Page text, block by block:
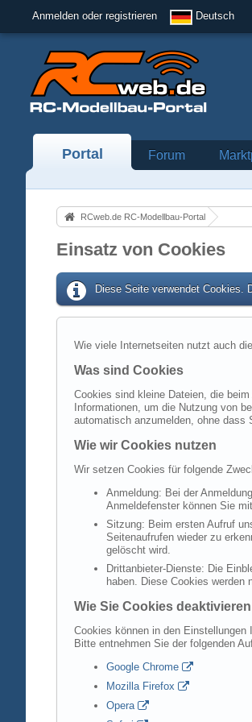
Anmelden oder registrieren Deutsch
Portal Forum
RCweb.de RC-Modellbau-Portal
Einsatz von Cookies
Diese Seite verwendet Cookies.
Wie viele Internetseiten nutzt auch
Was sind Cookies
Cookies sind kleine Dateien, die
Informationen, um die Nutzung von
automatisch anzumelden, ohne dass
Wie wir Cookies nutzen
Wir setzen Cookies für folgende
Anmeldung: Bei der
Anmeldefenster können Sie
Sitzung: Beim ersten Aufruf
Seitenaufrufen wieder zu
gelöscht wird.
Drittanbieter-Dienste: Die
haben. Diese Cookies
Wie Sie Cookies
Cookies können in den
Bitte entnehmen Sie der folgenden
Google Chrome
Mozilla Firefox
Opera